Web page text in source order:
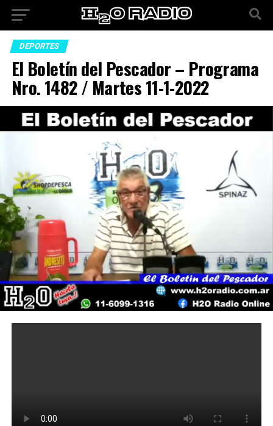
DEPORTES
El Boletín del Pescador – Programa
Nro. 1482 / Martes 11-1-2022